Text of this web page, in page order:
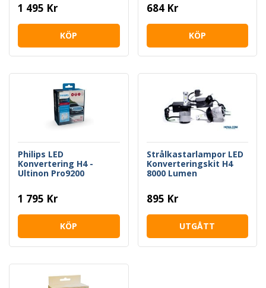
1 495 Kr
KÖP
684 Kr
KÖP
Philips LED
Konvertering H4 -
Ultinon Pro9200
1 795 Kr
KÖP
Strålkastarlampor LED
Konverteringskit H4
8000 Lumen
895 Kr
UTGÅTT